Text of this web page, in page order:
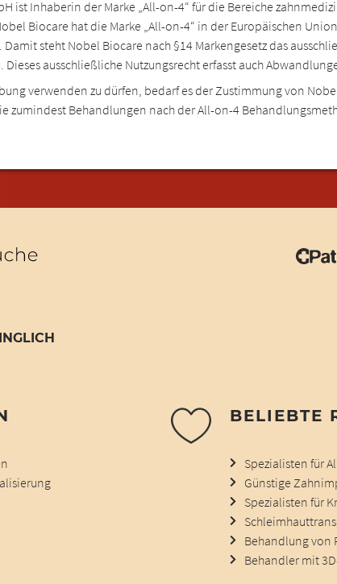
ist Inhaberin der Marke „All-on-4“ für die Bereiche
Biocare hat die Marke „All-on-4“ in der Europäischen
steht Nobel Biocare nach §14 Markengesetz das
ausschließliche Nutzungsrecht erfasst auch
verwenden zu dürfen, bedarf es der Zustimmung von
zumindest Behandlungen nach der All-on-4
BELIEBTE
Spezialisten für
Günstige
Spezialisten für
Behandlung
Behandler mit